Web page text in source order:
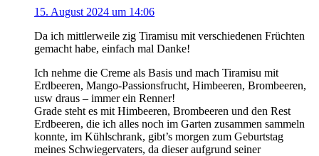
15. August 2024 um 14:06
Da ich mittlerweile zig Tiramisu mit verschiedenen Früchten
gemacht habe, einfach mal Danke!
Ich nehme die Creme als Basis und mach Tiramisu mit
Erdbeeren, Mango-Passionsfrucht, Himbeeren, Brombeeren,
usw draus – immer ein Renner!
Grade steht es mit Himbeeren, Brombeeren und den Rest
Erdbeeren, die ich alles noch im Garten zusammen sammeln
konnte, im Kühlschrank, gibt’s morgen zum Geburtstag
meines Schwiegervaters, da dieser aufgrund seiner